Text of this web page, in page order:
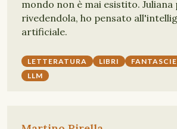
mondo non è mai esistito. Juliana
rivedendola, ho pensato
artificiale.
LETTERATURA LIBRI
LLM